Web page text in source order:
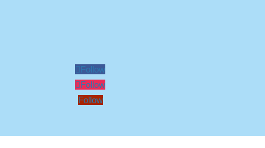
Follow
Follow
Follow